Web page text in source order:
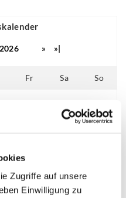
Zugriffe auf unsere
Einwilligung zu
» »|
Fr Sa So
07 08 09
14
21